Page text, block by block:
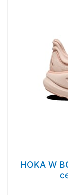
HOKA W